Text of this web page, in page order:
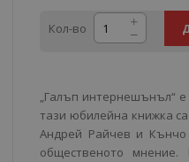
Кол-во
„Галъп интернешънъл“ е
тази юбилейна книжка
Андрей Райчев и Кънчо
общественото